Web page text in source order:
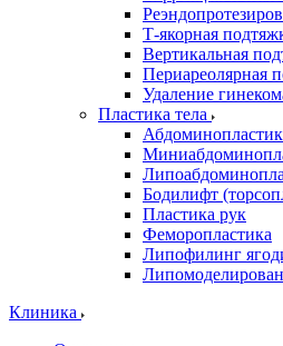
Т-якорная
Вертикальная
Периареолярная
Удаление
Пластика тела
Бодилифт
Пластика рук
Феморопластика
Липофилинг
Клиника